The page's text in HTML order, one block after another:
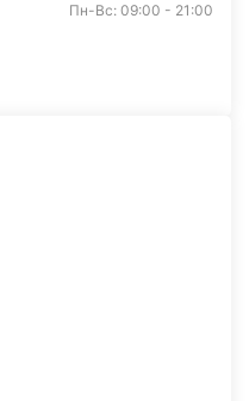
Пн-Вс: 09:00 - 21:00